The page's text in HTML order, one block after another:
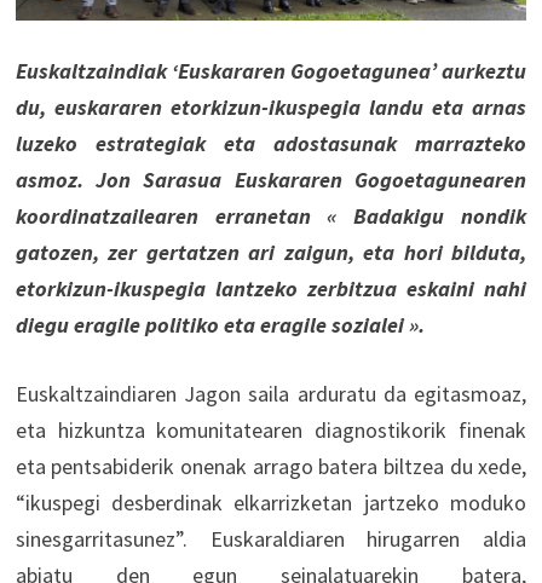
Euskaltzaindiak ‘Euskararen Gogoetagunea’ aurkeztu
du, euskararen etorkizun-ikuspegia landu eta arnas
luzeko estrategiak eta adostasunak marrazteko
asmoz. Jon Sarasua Euskararen Gogoetagunearen
koordinatzailearen erranetan « Badakigu nondik
gatozen, zer gertatzen ari zaigun, eta hori bilduta,
etorkizun-ikuspegia lantzeko zerbitzua eskaini nahi
diegu eragile politiko eta eragile sozialei ».
Euskaltzaindiaren Jagon saila arduratu da egitasmoaz,
eta hizkuntza komunitatearen diagnostikorik finenak
eta pentsabiderik onenak arrago batera biltzea du xede,
“ikuspegi desberdinak elkarrizketan jartzeko moduko
sinesgarritasunez”. Euskaraldiaren hirugarren aldia
abiatu den egun seinalatuarekin batera,